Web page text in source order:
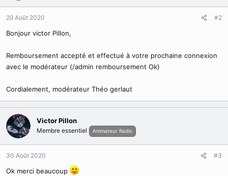
29 Août 2020 #2
Bonjour victor Pillon,
Remboursement accepté et effectué à votre prochaine connexion
avec le modérateur (/admin remboursement Ok)
Cordialement, modérateur Théo gerlaut
Victor Pillon
Membre essentiel Animateur Radio
30 Août 2020 #3
Ok merci beaucoup